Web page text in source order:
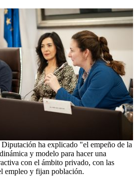
ha explicado "el empeño de la
y modelo para hacer una
con el ámbito privado, con las
empleo y fijan población.